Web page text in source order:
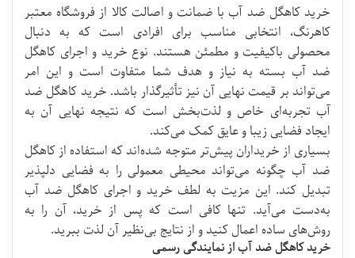
خرید کاهگل ضد آب با ضمانت و اصالت کالا از فروشگاه معتبر
کاهرنگ، انتخابی مناسب برای افرادی است که به دنبال
محصولی باکیفیت و مطمئن هستند. نوع خرید و اجرای کاهگل
ضد آب بسته به نیاز و هدف شما متفاوت است و این امر
می‌تواند بر قیمت نهایی آن نیز تأثیرگذار باشد. خرید کاهگل ضد
آب تجربه‌ای خاص و لذت‌بخش است که نتیجه نهایی آن به
ایجاد فضایی زیبا و عایق کمک می‌کند.
بسیاری از خریداران پیش‌تر متوجه شده‌اند که استفاده از کاهگل
ضد آب چگونه می‌تواند محیطی معمولی را به فضایی دلپذیر
تبدیل کند. این مزیت به لطف خرید و اجرای کاهگل ضد آب
به‌دست می‌آید. تنها کافی است که پس از خرید، آن را به
روش‌های ساده اعمال کنید و از نتایج بی‌نظیر آن لذت ببرید.
خرید کاهگل ضد آب از نمایندگی رسمی